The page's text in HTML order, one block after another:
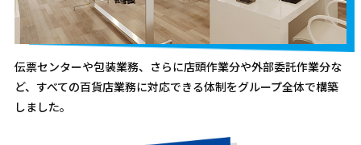
伝票センターや包装業務、さらに店頭作業分や外部委託作業分な
ど、すべての百貨店業務に対応できる体制をグループ全体で構築
しました。